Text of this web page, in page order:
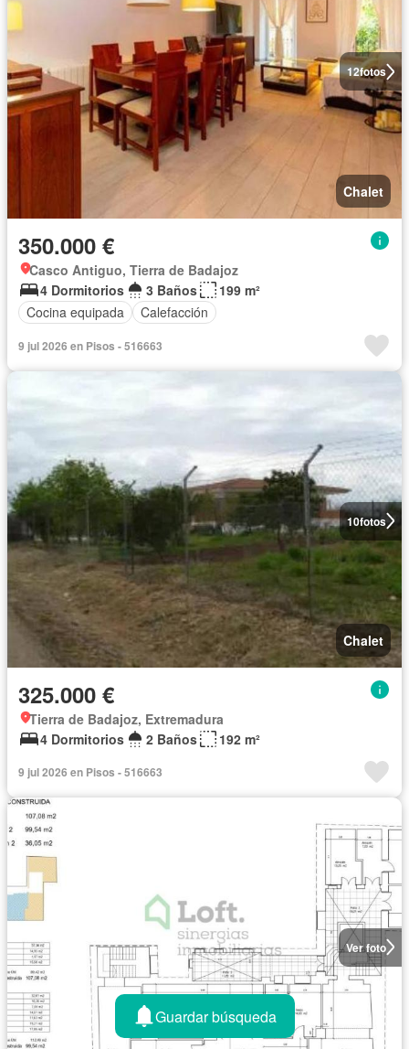
12fotos
Chalet
350.000 €
Casco Antiguo, Tierra de Badajoz
4 Dormitorios
3 Baños
199 m²
Cocina equipada
Calefacción
9 jul 2026 en Pisos - 516663
10fotos
Chalet
325.000 €
Tierra de Badajoz, Extremadura
4 Dormitorios
2 Baños 192 m²
9 jul 2026 en Pisos - 516663
Ver foto
Guardar búsqueda